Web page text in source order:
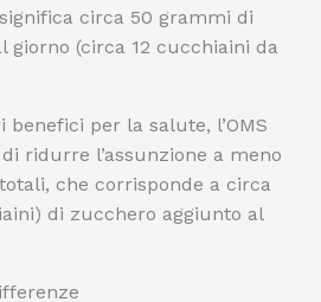
circa 50 grammi di
giorno (circa 12 cucchiaini da
per la salute, l’OMS
ridurre l’assunzione a meno
che corrisponde a circa
di zucchero aggiunto al